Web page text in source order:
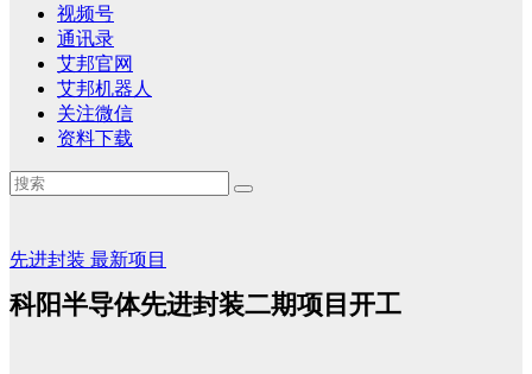
视频号
通讯录
艾邦官网
艾邦机器人
关注微信
资料下载
先进封装 最新项目
科阳半导体先进封装二期项目开工